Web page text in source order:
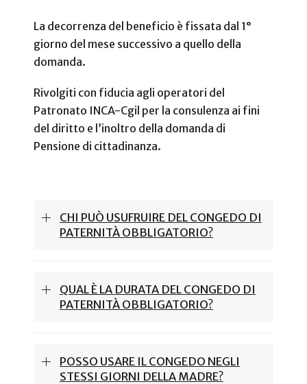
La decorrenza del beneficio è fissata dal 1°
giorno del mese successivo a quello della
domanda.
Rivolgiti con fiducia agli operatori del
Patronato INCA-Cgil per la consulenza ai fini
del diritto e l’inoltro della domanda di
Pensione di cittadinanza.
CHI PUÒ USUFRUIRE DEL CONGEDO DI
PATERNITÀ OBBLIGATORIO?
QUAL È LA DURATA DEL CONGEDO DI
PATERNITÀ OBBLIGATORIO?
POSSO USARE IL CONGEDO NEGLI
STESSI GIORNI DELLA MADRE?